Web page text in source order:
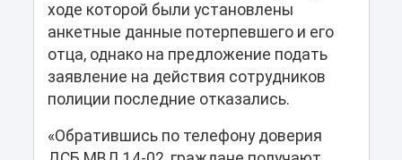
ходе которой были установлены
анкетные данные потерпевшего и его
отца, однако на предложение подать
заявление на действия сотрудников
полиции последние отказались.
«Обратившись по телефону доверия